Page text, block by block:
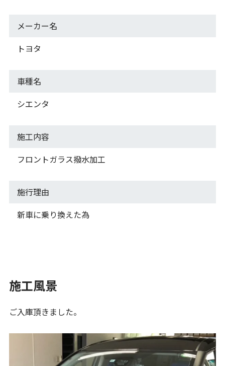
メーカー名
トヨタ
車種名
シエンタ
施工内容
フロントガラス撥水加工
施行理由
新車に乗り換えた為
施工風景
ご入庫頂きました。